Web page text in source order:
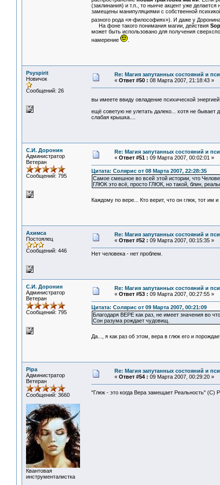
(заклинания) и т.п., то нынче акцент уже
замещены манипуляциями с собственной
разного рода «я-философиях»). И даже у
На фоне такого понимания магии, действия
может быть использовано для получения
намерение
.
Psyspirit
Новичок
Сообщений: 26
Re: Магия запутанных состояний и
« Ответ #50 : 08 Марта 2007, 21:18:43 »
вы имеете ввиду овладение психической
ещё советую не улетать далеко... хотя не бывает
слабая крышка....
С.И. Доронин
Администратор
Ветеран
Сообщений: 795
Re: Магия запутанных состояний и
« Ответ #51 : 09 Марта 2007, 00:02:01 »
Цитата: Солярис от 08 Марта 2007, 22:28:35
Самое смешное во всей этой истории, что
ГЛЮК это всё, просто ГЛЮК, но такой, блин,
Каждому по вере... Кто верит, что он глюк, тот им
Ахимса
Постоялец
Сообщений: 446
Re: Магия запутанных состояний и
« Ответ #52 : 09 Марта 2007, 00:15:35 »
Нет человека - нет проблем.
С.И. Доронин
Администратор
Ветеран
Сообщений: 795
Re: Магия запутанных состояний и
« Ответ #53 : 09 Марта 2007, 00:27:55 »
Цитата: Солярис от 09 Марта 2007, 00:21:09
Благодаря ВЕРЕ как раз, не имеет значения во
Сон разума рождает чудовищ.
Да..., я как раз об этом, вера в глюк его и
Pipa
Администратор
Ветеран
Сообщений: 3660
Квантовая
инструменталистка
Re: Магия запутанных состояний и
« Ответ #54 : 09 Марта 2007, 00:29:20 »
"Глюк - это когда Вера замещает Реальность" (С)